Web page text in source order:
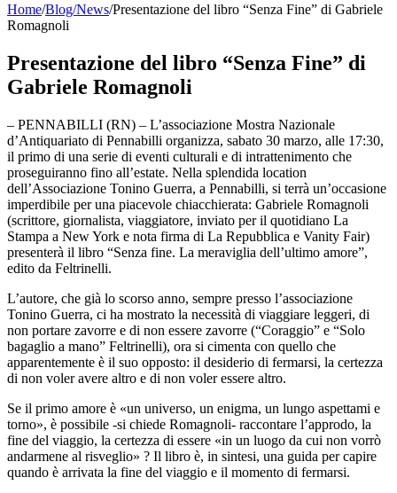
Home/Blog/News/Presentazione del libro “Senza Fine” di Gabriele
Romagnoli
Presentazione del libro “Senza Fine” di
Gabriele Romagnoli
– PENNABILLI (RN) – L’associazione Mostra Nazionale
d’Antiquariato di Pennabilli organizza, sabato 30 marzo, alle 17:30,
il primo di una serie di eventi culturali e di intrattenimento che
proseguiranno fino all’estate. Nella splendida location
dell’Associazione Tonino Guerra, a Pennabilli, si terrà un’occasione
imperdibile per una piacevole chiacchierata: Gabriele Romagnoli
(scrittore, giornalista, viaggiatore, inviato per il quotidiano La
Stampa a New York e nota firma di La Repubblica e Vanity Fair)
presenterà il libro “Senza fine. La meraviglia dell’ultimo amore”,
edito da Feltrinelli.
L’autore, che già lo scorso anno, sempre presso l’associazione
Tonino Guerra, ci ha mostrato la necessità di viaggiare leggeri, di
non portare zavorre e di non essere zavorre (“Coraggio” e “Solo
bagaglio a mano” Feltrinelli), ora si cimenta con quello che
apparentemente è il suo opposto: il desiderio di fermarsi, la certezza
di non voler avere altro e di non voler essere altro.
Se il primo amore è «un universo, un enigma, un lungo aspettami e
torno», è possibile -si chiede Romagnoli- raccontare l’approdo, la
fine del viaggio, la certezza di essere «in un luogo da cui non vorrò
andarmene al risveglio» ? Il libro è, in sintesi, una guida per capire
quando è arrivata la fine del viaggio e il momento di fermarsi.